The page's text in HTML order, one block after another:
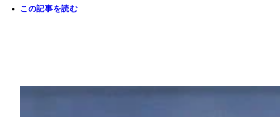
この記事を読む